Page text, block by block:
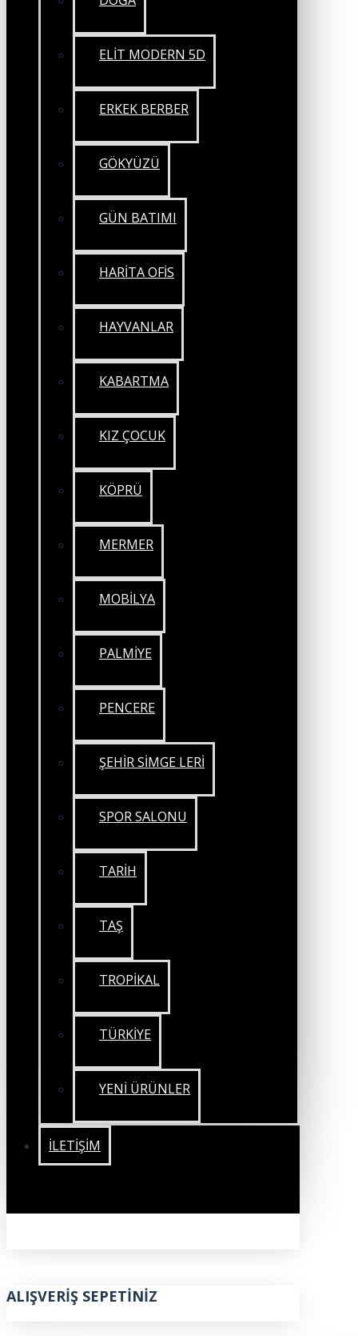
ELİT MODERN 5D
ERKEK BERBER
GÖKYÜZÜ
GÜN BATIMI
HARİTA OFİS
HAYVANLAR
KABARTMA
KIZ ÇOCUK
KÖPRÜ
MERMER
MOBİLYA
PALMİYE
PENCERE
ŞEHİR SİMGE LERİ
SPOR SALONU
TARİH
TAŞ
TROPİKAL
TÜRKİYE
YENİ ÜRÜNLER
İLETIŞIM
ALIŞVERIŞ SEPETINIZ